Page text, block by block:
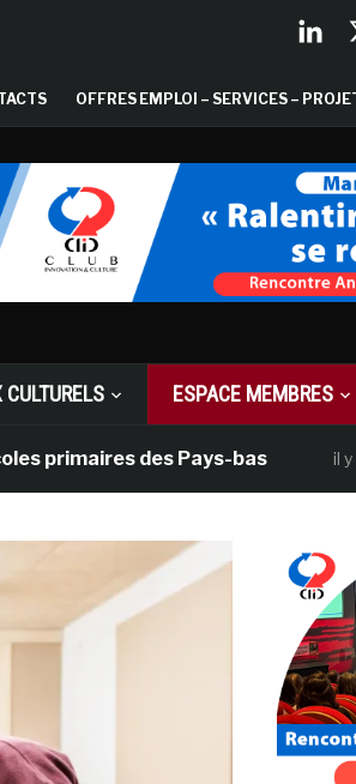
OFFRES EMPLOI – SERVICES –
CULTURELS ESPACE MEMBRES
des Pays-bas il y a 1 mois